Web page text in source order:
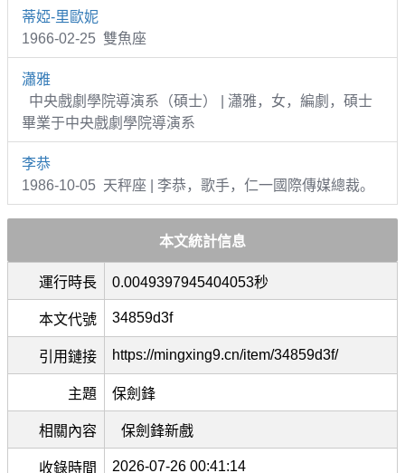
蒂婭-里歐妮
1966-02-25 雙魚座
瀟雅
中央戲劇學院導演系（碩士） | 瀟雅，女，編劇，碩士
畢業于中央戲劇學院導演系
李恭
1986-10-05 天秤座 | 李恭，歌手，仁一國際傳媒總裁。
本文統計信息
運行時長 0.0049397945404053秒
本文代號 34859d3f
引用鏈接 https://mingxing9.cn/item/34859d3f/
主題 保劍鋒
相關內容 保劍鋒新戲
收錄時間 2026-07-26 00:41:14